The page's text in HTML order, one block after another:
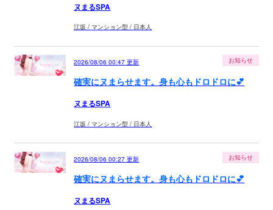
ヌまるSPA
江坂 / マンション型 / 日本人
お知らせ
2026/08/06 00:47 更新
確実にヌまらせます。身も心もドロドロに💕
ヌまるSPA
江坂 / マンション型 / 日本人
お知らせ
2026/08/06 00:27 更新
確実にヌまらせます。身も心もドロドロに💕
ヌまるSPA